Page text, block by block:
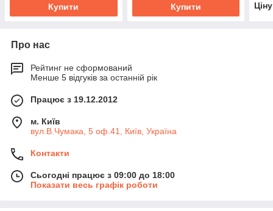
Купити Купити
Про нас
Рейтинг не сформований
Менше 5 відгуків за останній рік
Працює з 19.12.2012
м. Київ
вул.В.Чумака, 5 оф.41, Київ, Україна
Контакти
Сьогодні працює з 09:00 до 18:00
Показати весь графік роботи